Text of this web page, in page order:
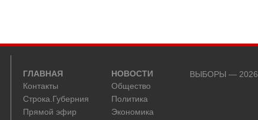
ГЛАВНАЯ
Контакты
Строка.Губерния
Прямой эфир
НОВОСТИ
Общество
Политика
Экономика
ВЫБОРЫ — 2026